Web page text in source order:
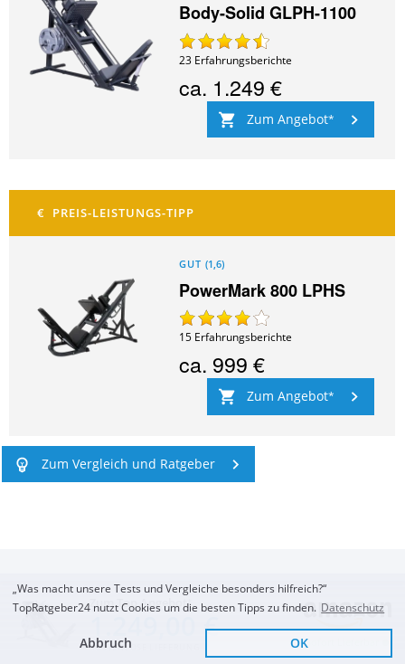
Zum Top Angebot
1.249,00 €
KOSTENLOSE LIEFERUNG Sofort Lieferbar
Body-Solid GLPH-1100
23 Erfahrungsberichte
ca. 1.249 €
Zum Angebot
GUT (1,6)
PowerMark 800 LPHS
15 Erfahrungsberichte
ca. 999 €
Zum Angebot
Zum Vergleich und Ratgeber
Mehr kostenlose Tests oder Ratgeber im
Bereich
Krafttraining
„Was macht unsere Tests und Vergleiche besonders hilfreich?“
TopRatgeber24 nutzt Cookies um die besten Tipps zu finden. Datenschutz
Abbruch OK